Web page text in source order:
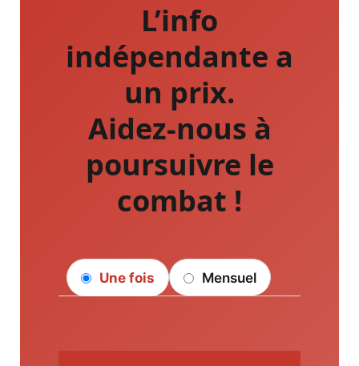
L’info
indépendante a
un prix.
Aidez-nous à
poursuivre le
combat !
Une fois Mensuel